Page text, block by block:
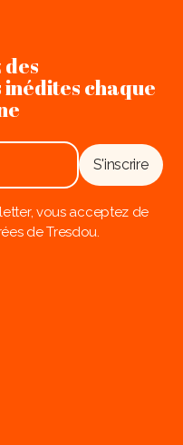
des
chaque
vous acceptez de
de Tresdou.